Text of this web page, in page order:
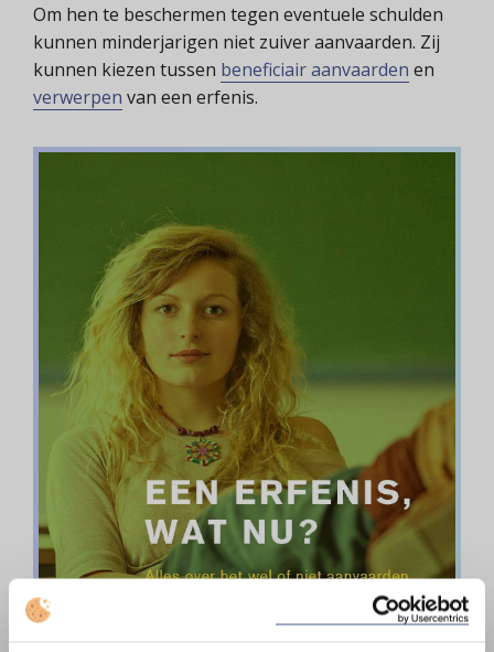
Om hen te beschermen tegen eventuele schulden
kunnen minderjarigen niet zuiver aanvaarden. Zij
kunnen kiezen tussen beneficiair aanvaarden en
verwerpen van een erfenis.